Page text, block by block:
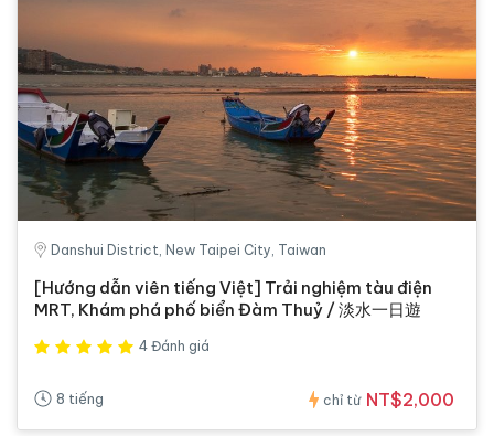
Danshui District, New Taipei City, Taiwan
[Hướng dẫn viên tiếng Việt] Trải nghiệm tàu điện
MRT, Khám phá phố biển Đàm Thuỷ / 淡水一日遊
4 Đánh giá
8 tiếng chỉ từ NT$2,000